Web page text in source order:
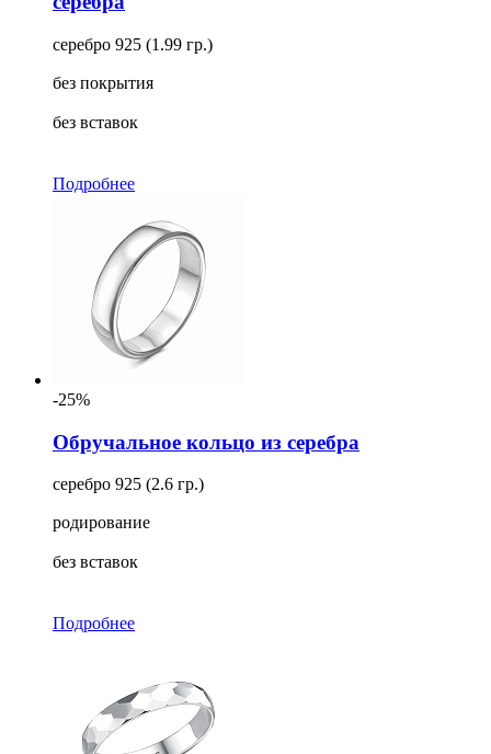
серебро 925 (1.99 гр.)
без покрытия
без вставок
Подробнее
-25%
Обручальное кольцо из серебра
серебро 925 (2.6 гр.)
родирование
без вставок
Подробнее